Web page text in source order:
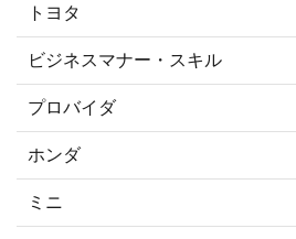
トヨタ
ビジネスマナー・スキル
プロバイダ
ホンダ
ミニ